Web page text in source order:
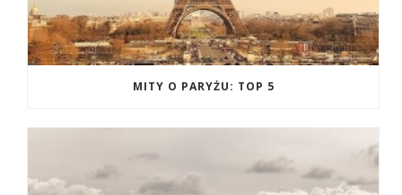
MITY O PARYŻU: TOP 5